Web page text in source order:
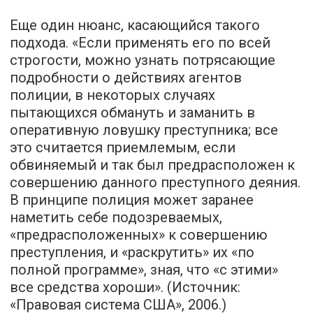
Еще один нюанс, касающийся такого
подхода. «Если применять его по всей
строгости, можно узнать потрясающие
подробности о действиях агентов
полиции, в некоторых случаях
пытающихся обмануть и заманить в
оперативную ловушку преступника; все
это считается приемлемым, если
обвиняемый и так был предрасположен к
совершению данного преступного деяния.
В принципе полиция может заранее
наметить себе подозреваемых,
«предрасположенных» к совершению
преступления, и «раскрутить» их «по
полной программе», зная, что «с этими»
все средства хороши». (Источник:
«Правовая система США», 2006.)